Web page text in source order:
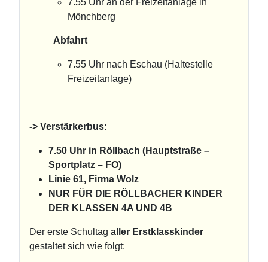
7.55 Uhr an der Freizeitanlage in
Mönchberg
Abfahrt
7.55 Uhr nach Eschau (Haltestelle
Freizeitanlage)
-> Verstärkerbus:
7.50 Uhr in Röllbach (Hauptstraße –
Sportplatz – FO)
Linie 61, Firma Wolz
NUR FÜR DIE RÖLLBACHER KINDER
DER KLASSEN 4A UND 4B
Der erste Schultag aller Erstklasskinder
gestaltet sich wie folgt: